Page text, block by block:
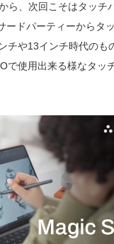
ら、次回こそはタッ
ードパーティーからタ
チや13インチ時代の
で使用出来る様なタ